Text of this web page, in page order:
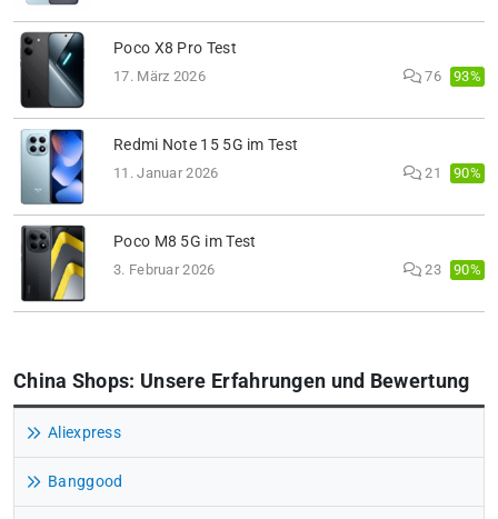
Poco X8 Pro Test
17. März 2026 76 93%
Redmi Note 15 5G im Test
11. Januar 2026 21 90%
Poco M8 5G im Test
3. Februar 2026 23 90%
China Shops: Unsere Erfahrungen und Bewertung
Aliexpress
Banggood